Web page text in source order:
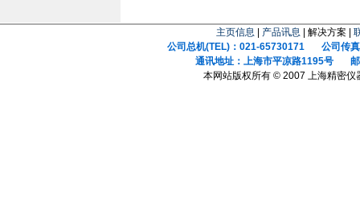
主页信息 产品讯息 | 解决方案 |
公司总机(TEL)：021-65730171 公司传真
通讯地址：上海市平凉路1195号 邮
本网站版权所有 © 2007 上海精密仪